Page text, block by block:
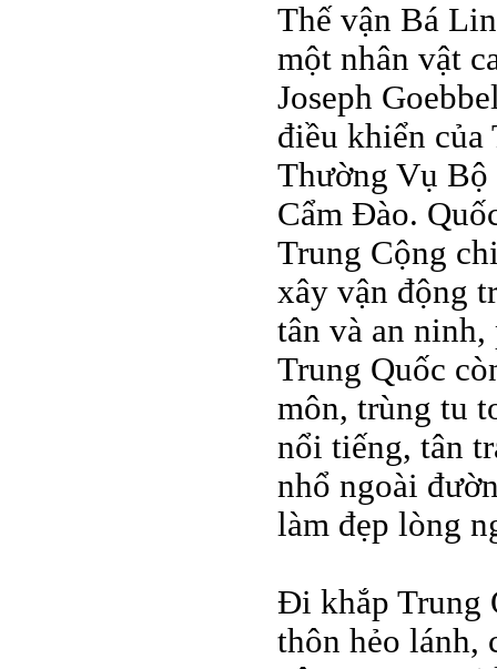
Thế vận Bá
một nhân vật
Joseph
điều khiển
Thường Vụ
Cẩm Đào.
Trung Cộng
xây vận động
tân và an
Trung Quốc
môn, trùng tu
nổi tiếng, tân
nhổ ngoài
làm đẹp lòng
Đi khắp Trung
thôn hẻo lánh,